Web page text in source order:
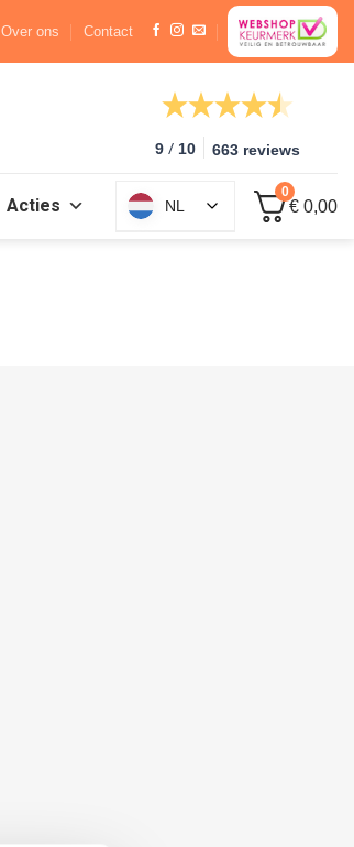
Over ons Contact
9 / 10 663 reviews
Acties NL
0
€ 0,00